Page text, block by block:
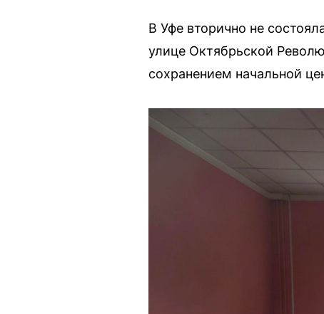
В Уфе вторично не
улице Октябрьской
сохранением начальной